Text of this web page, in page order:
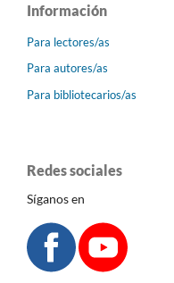
Información
Para lectores/as
Para autores/as
Para bibliotecarios/as
Redes sociales
Síganos en